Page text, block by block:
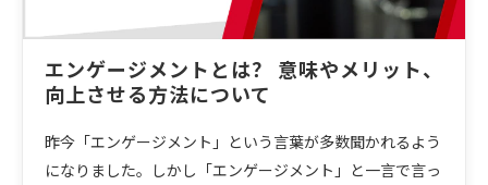
エンゲージメントとは？ 意味やメリット、
向上させる方法について
昨今「エンゲージメント」という言葉が多数聞かれるよう
になりました。しかし「エンゲージメント」と一言で言っ